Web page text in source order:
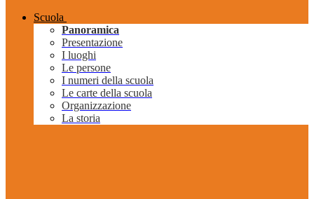
Scuola
Panoramica
Presentazione
I luoghi
Le persone
I numeri della scuola
Le carte della scuola
Organizzazione
La storia